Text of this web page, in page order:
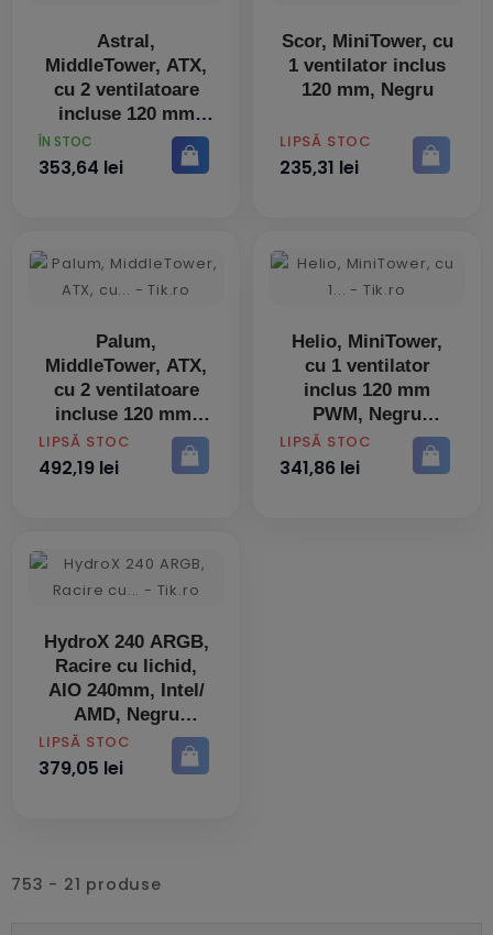
Astral,
MiddleTower, ATX,
cu 2 ventilatoare
incluse 120 mm
RGB, Negru
PRET
ÎN STOC
353,64 lei
Scor, MiniTower, cu
1 ventilator inclus
120 mm, Negru
PRET
LIPSĂ STOC
235,31 lei
Palum,
MiddleTower, ATX,
cu 2 ventilatoare
incluse 120 mm,
Negru
PRET
LIPSĂ STOC
492,19 lei
Helio, MiniTower,
cu 1 ventilator
inclus 120 mm
PWM, Negru
PRET
LIPSĂ STOC
341,86 lei
HydroX 240 ARGB,
Racire cu lichid,
AIO 240mm, Intel/
AMD, Negru
PRET
LIPSĂ STOC
379,05 lei
753 - 21 produse